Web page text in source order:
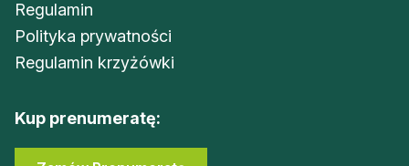
Regulamin
Polityka prywatności
Regulamin krzyżówki
Kup prenumeratę: